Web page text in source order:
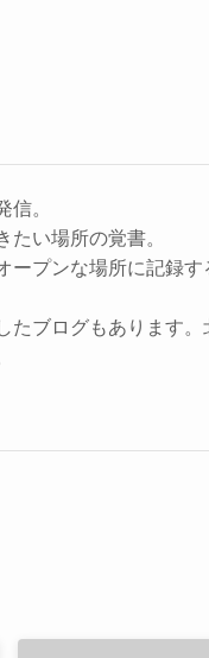
信。
たい場所の覚書。
ープンな場所に記録
たブログもあります